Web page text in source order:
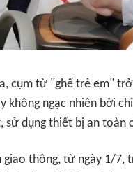
cụm từ "ghế trẻ em"
không ngạc nhiên bởi
sử dụng thiết bị an
giao thông, từ ngày 1/7,